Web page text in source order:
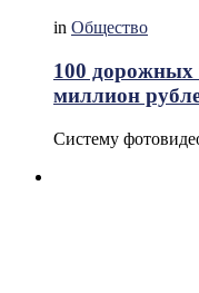
in Общество
100 дорожных
миллион
Систему